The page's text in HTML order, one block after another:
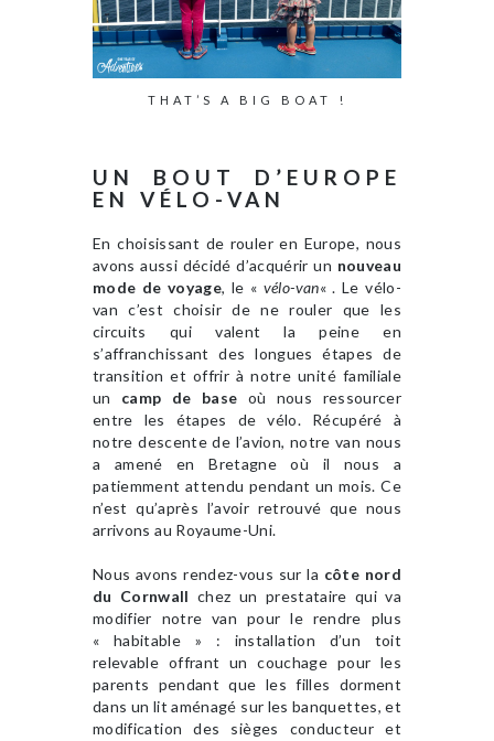
THAT’S A BIG BOAT !
UN BOUT D’EUROPE
EN VÉLO-VAN
En choisissant de rouler en Europe, nous
avons aussi décidé d’acquérir un nouveau
mode de voyage, le « vélo-van« . Le vélo-
van c’est choisir de ne rouler que les
circuits qui valent la peine en
s’affranchissant des longues étapes de
transition et offrir à notre unité familiale
un camp de base où nous ressourcer
entre les étapes de vélo. Récupéré à
notre descente de l’avion, notre van nous
a amené en Bretagne où il nous a
patiemment attendu pendant un mois. Ce
n’est qu’après l’avoir retrouvé que nous
arrivons au Royaume-Uni.
Nous avons rendez-vous sur la côte nord
du Cornwall chez un prestataire qui va
modifier notre van pour le rendre plus
« habitable » : installation d’un toit
relevable offrant un couchage pour les
parents pendant que les filles dorment
dans un lit aménagé sur les banquettes, et
modification des sièges conducteur et